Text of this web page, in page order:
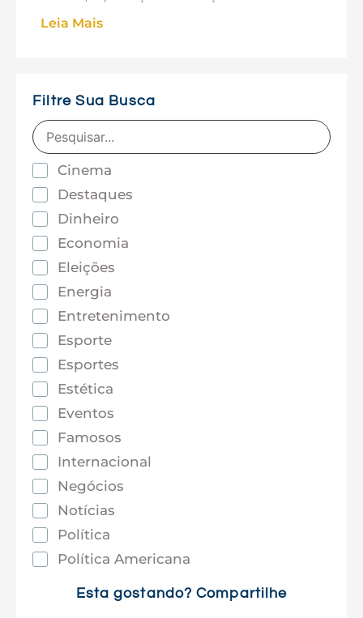
Leia Mais
Filtre Sua Busca
Cinema
Destaques
Dinheiro
Economia
Eleições
Energia
Entretenimento
Esporte
Esportes
Estética
Eventos
Famosos
Internacional
Negócios
Notícias
Política
Política Americana
Esta gostando? Compartilhe